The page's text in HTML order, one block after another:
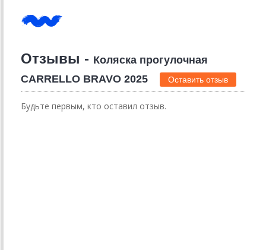
Отзывы - Коляска прогулочная
CARRELLO BRAVO 2025
Оставить отзыв
Будьте первым, кто оставил отзыв.